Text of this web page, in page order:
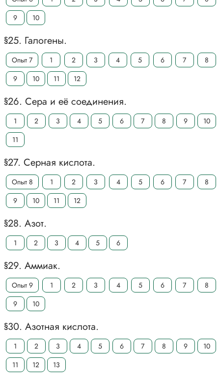
9
10
§25. Галогены.
Опыт 7 1 2 3 4 5 6 7
8
9
10 11 12
§26. Сера и её соединения.
1 2 3 4 5 6 7 8 9
10
11
§27. Серная кислота.
Опыт 8 1 2 3 4 5 6 7
8
9
10 11 12
§28. Азот.
1 2 3 4 5 6
§29. Аммиак.
Опыт 9 1 2 3 4 5 6 7
8
9
10
§30. Азотная кислота.
1 2 3 4 5 6 7 8 9
10
11
12 13